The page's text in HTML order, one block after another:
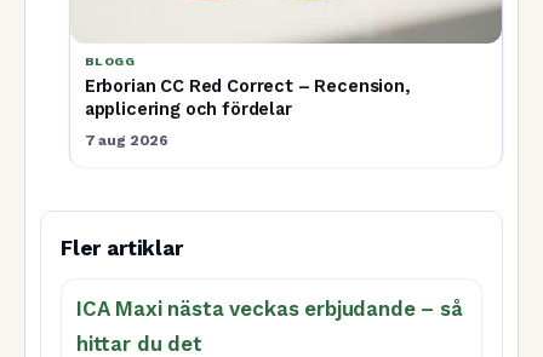
BLOGG
Erborian CC Red Correct – Recension,
applicering och fördelar
7 aug 2026
Fler artiklar
ICA Maxi nästa veckas erbjudande – så
hittar du det